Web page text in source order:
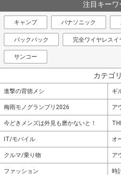
注目キーワ
キャンプ パナソニック
バックパック 完全ワイヤレスイ
サンコー
カテゴリ
進撃の背徳メシ ギ
梅雨モノグランプリ2026 ア
今どきメンズは外見も磨かないと！
IT/モバイル オ
クルマ/乗り物 ア
ファッション 時